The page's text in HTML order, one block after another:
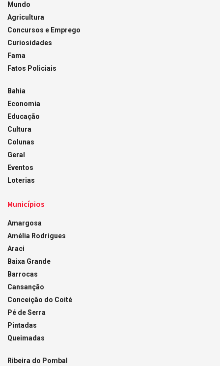
Mundo
Agricultura
Concursos e Emprego
Curiosidades
Fama
Fatos Policiais
Bahia
Economia
Educação
Cultura
Colunas
Geral
Eventos
Loterias
Municípios
Amargosa
Amélia Rodrigues
Araci
Baixa Grande
Barrocas
Cansanção
Conceição do Coité
Pé de Serra
Pintadas
Queimadas
Ribeira do Pombal